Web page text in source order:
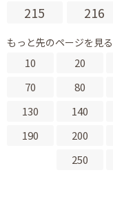
215 216
もっと先のページを見る
10 20
70
80
130
140
190
200
250